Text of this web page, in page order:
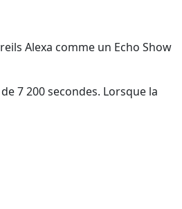
Alexa comme un Echo Show
7 200 secondes. Lorsque la